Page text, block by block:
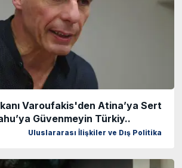
Varoufakis'den Atina’ya Sert
Güvenmeyin Türkiy..
Uluslararası İlişkiler ve Dış Politika